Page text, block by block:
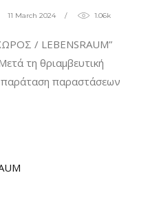
11 March 2024 1.06k
/ LEBENSRAUM”
τη θριαμβευτική
παράταση παραστάσεων